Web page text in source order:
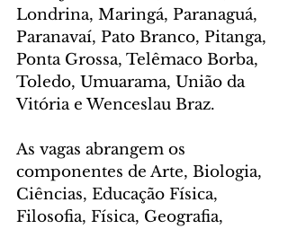
Londrina, Maringá, Paranaguá,
Paranavaí, Pato Branco, Pitanga,
Ponta Grossa, Telêmaco Borba,
Toledo, Umuarama, União da
Vitória e Wenceslau Braz.
As vagas abrangem os
componentes de Arte, Biologia,
Ciências, Educação Física,
Filosofia, Física, Geografia,